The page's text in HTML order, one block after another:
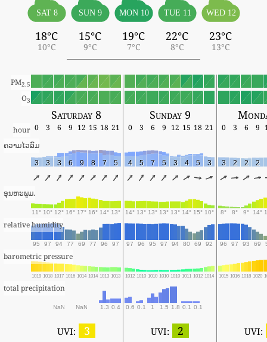
SAT 8
18°C
10°C
SUN 9
15°C
9°C
MON 10
19°C
7°C
TUE 11
22°C
8°C
WED 12
23°C
13°C
PM2.5
O3
Saturday 8 Sunday 9
hour 0 3 6 9 12 15 18 21 0 3 6 9 12 15 18 21 0 3 6 9
ຄວາມໄວລົມ
3 3 3 6 9 8 7 5 4 5 7 5 3 4 5 3 3 2 2 2
ອຸນຫະພູມ.
11° 10° 12° 16° 17° 16° 14° 13° 14° 13° 13° 13° 13° 14° 15° 10° 8° 8° 9° 14°
relative humidity
95 97 94 77 69 77 96 97 97 96 95 97 94 80 69 92 96 97 93 69
barometric pressure
1019 1018 1017 1016 1014 1014 1013 1013 1012 1010 1010 1010 1010 1011 1012 1014 1015 1016 1018 1020
total precipitation
NaN NaN 1.3 0.4 0.6 0.1 1 1.5 1.8 0.1 0.1
UVI: 3 UVI: 2 UVI: